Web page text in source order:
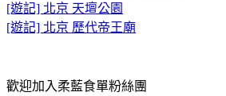
[遊記] 北京 天壇公園
[遊記] 北京 歷代帝王廟
歡迎加入柔藍食單粉絲團